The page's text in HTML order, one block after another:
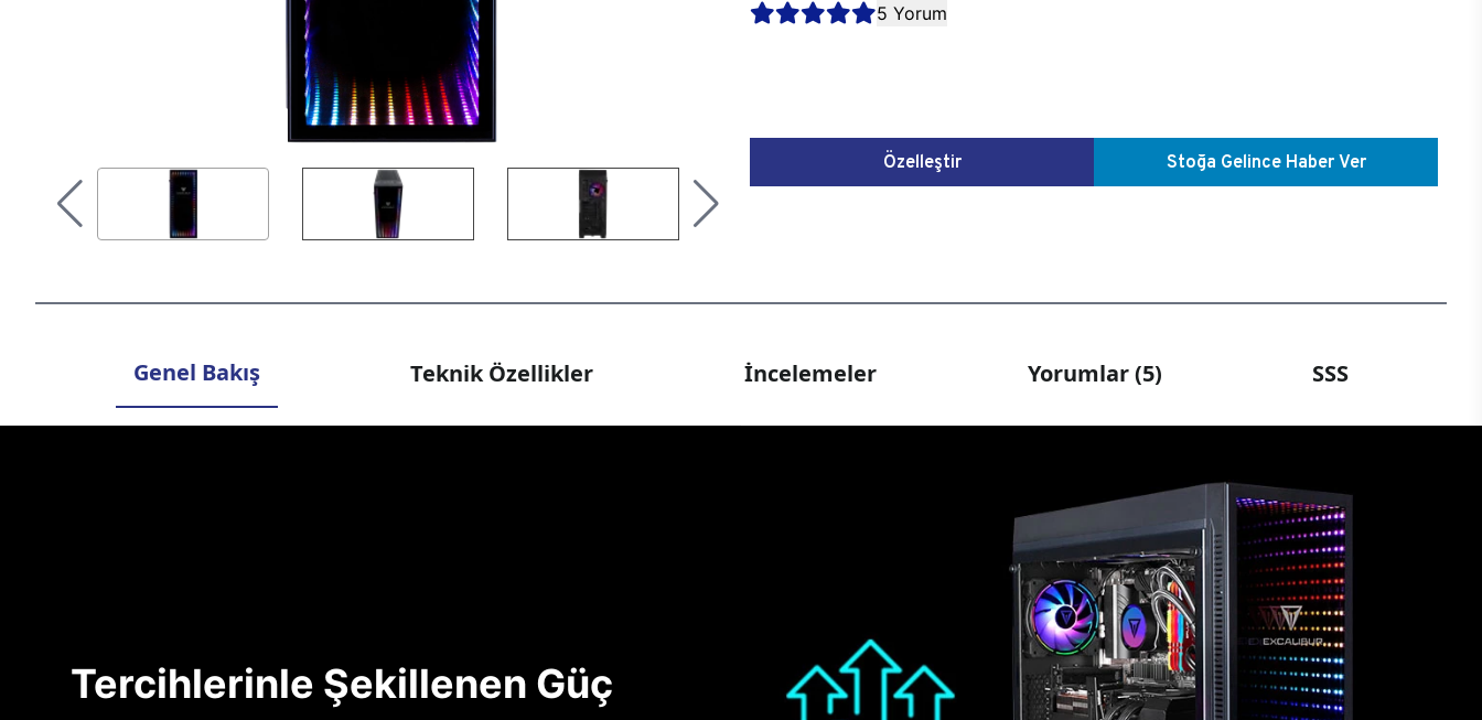
5 Yorum
Özelleştir Stoğa Gelince Haber Ver
Genel Bakış Teknik Özellikler İncelemeler Yorumlar (5) SSS
Tercihlerinle Şekillenen Güç